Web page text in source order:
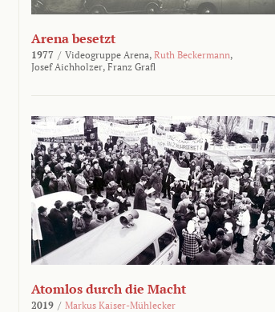
Arena besetzt
1977 / Videogruppe Arena, Ruth Beckermann,
Josef Aichholzer, Franz Grafl
Atomlos durch die Macht
2019 / Markus Kaiser-Mühlecker